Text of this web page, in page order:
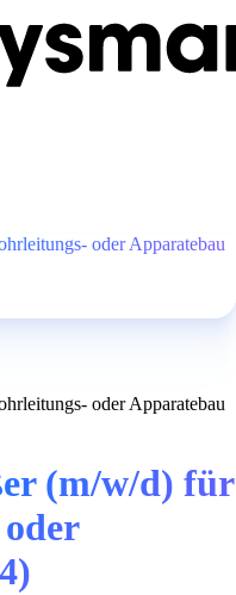
oder Apparatebau
oder Apparatebau
(m/w/d) für